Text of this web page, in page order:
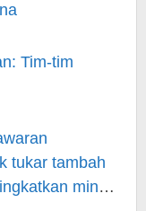
Tim-tim
tukar tambah
minat